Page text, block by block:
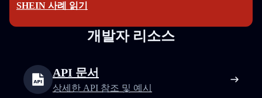
SHEIN 사례 읽기
개발자 리소스
API 문서
상세한 API 참조 및 예시